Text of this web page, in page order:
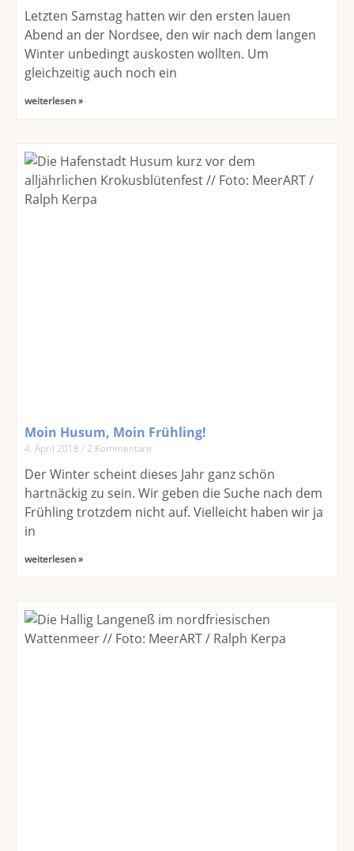
Letzten Samstag hatten wir den ersten lauen
Abend an der Nordsee, den wir nach dem langen
Winter unbedingt auskosten wollten. Um
gleichzeitig auch noch ein
weiterlesen »
Moin Husum, Moin Frühling!
4. April 2018 2 Kommentare
Der Winter scheint dieses Jahr ganz schön
hartnäckig zu sein. Wir geben die Suche nach dem
Frühling trotzdem nicht auf. Vielleicht haben wir ja
in
weiterlesen »